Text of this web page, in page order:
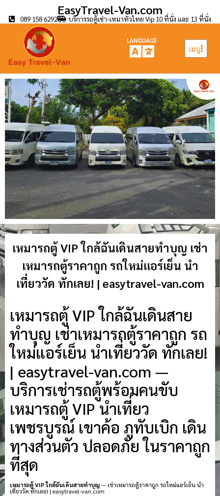
EasyTravel-Van.com
089 158 6292 บริการรถตู้เช่า-เหมาทั่วไทย Vip 10 ที่นั่ง และ 13 ที่นั่ง
เมนู
LANGUAGE
เหมารถตู้ VIP ใกล้ฉันเดินสายทำบุญ เช่า
เหมารถตู้ราคาถูก รถใหม่แอร์เย็น นำ
เที่ยววัด ทักเลย! | easytravel-van.com
เหมารถตู้ VIP ใกล้ฉันเดินสาย
ทำบุญ เช่าเหมารถตู้ราคาถูก รถ
ใหม่แอร์เย็น นำเที่ยววัด ทักเลย!
| easytravel-van.com —
บริการเช่ารถตู้พร้อมคนขับ
เหมารถตู้ VIP นำเที่ยว
เพชรบูรณ์ เขาค้อ ภูทับเบิก เดิน
ทางส่วนตัว ปลอดภัย ในราคาถูก
ที่สุด
เหมารถตู้ VIP ใกล้ฉันเดินสายทำบุญ— เช่าเหมารถตู้ราคาถูก รถใหม่แอร์เย็น นำ
เที่ยววัด ทักเลย! | easytravel-van.com